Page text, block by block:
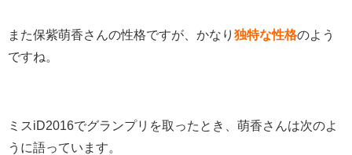
また保紫萌香さんの性格ですが、かなり 独特な性格のよう
ですね。
ミスiD2016でグランプリを取ったとき、萌香さんは次のよ
うに語っています。